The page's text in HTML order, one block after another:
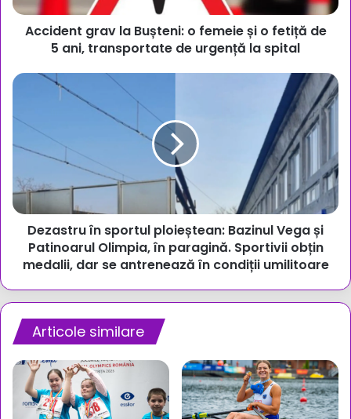
fetiță
transportate
spital
Accident grav la Bușteni: o femeie și o fetiță de
5 ani, transportate de urgență la spital
Dezastru
sportul
ploieștean:
Bazinul
și
Patinoarul
Olimpia,
paragină.
Sportivii
medalii,
se
antrenează
în
condiții
umilitoare
Dezastru în sportul ploieștean: Bazinul Vega și
Patinoarul Olimpia, în paragină. Sportivii obțin
medalii, dar se antrenează în condiții umilitoare
Articole similare